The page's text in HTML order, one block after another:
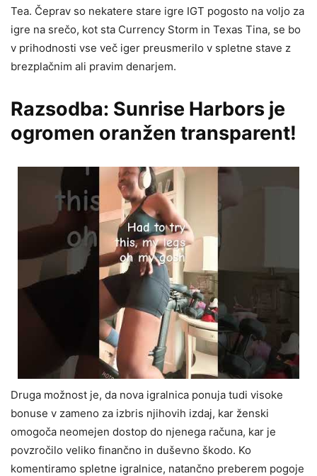
Tea. Čeprav so nekatere stare igre IGT pogosto na voljo za
igre na srečo, kot sta Currency Storm in Texas Tina, se bo
v prihodnosti vse več iger preusmerilo v spletne stave z
brezplačnim ali pravim denarjem.
Razsodba: Sunrise Harbors je
ogromen oranžen transparent!
Druga možnost je, da nova igralnica ponuja tudi visoke
bonuse v zameno za izbris njihovih izdaj, kar ženski
omogoča neomejen dostop do njenega računa, kar je
povzročilo veliko finančno in duševno škodo. Ko
komentiramo spletne igralnice, natančno preberem pogoje